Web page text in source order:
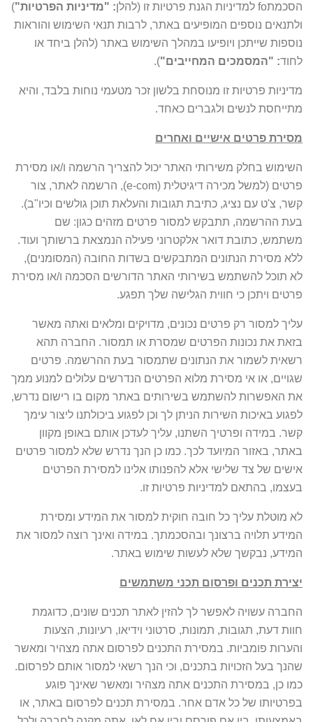
הסכמתfo למדיניות הגנת פרטיות זו (להלן
: "מדיניות הפרטיות")
ולתנאים נוספים המופיעים באתר, לרבות תנאי השימוש והוראות
נוספות שייתכן ויופיעו במהלך השימוש באתר (להלן ביחד או
לחוד: "המסמכים המחייבים").
מדיניות פרטיות זו מנוסחת בלשון זכר מטעמי נוחות בלבד, והיא
מתייחסת לנשים ולגברים כאחד.
מסירת פרטים אישיים ואחרים
השימוש בחלק משירותי האתר יכול להצריך הרשמה ו/או מסירת
פרטים (למשל מכירה דיגיטלית (e-com), הרשמה לאתר, צור
קשר, צ'ט עם נציג, כתיבת תגובות והעלאת תוכן גולשים וכיו"ב).
בעת ההרשמה, תתבקש למסור פרטים מזהים כגון: שם
משתמש, כתובת דואר אלקטרוני פעילה הנמצאת ברשותך ועוד.
ללא מסירת הנתונים המתבקשים בשדות החובה (המסומנים),
לא תוכל להשתמש בשירותי האתר הדורשים הסכמה ו/או מסירת
פרטים ויתכן כי חווית הגלישה שלך תפגע.
עליך למסור רק פרטים נכונים, מדויקים ומלאים ואתה מאשר
בזאת את נכונות הפרטים שמסרת או תמסור. החברה תהא
רשאית לשמור את הנתונים שתמסור בעת ההרשמה. פרטים
שגויים, או אי מסירת מלוא הפרטים הנדרשים עלולים למנוע ממך
את האפשרות להשתמש בשירותים באתר מקום בו רישום נדרש,
לפגוע באיכות השירות הניתן לך וכן לפגוע ביכולתנו ליצור עימך
קשר. במידה ופרטיך השתנו, עליך לעדכן אותם באופן מקוון
באתר, באזור המיועד לכך. כמו כן הנך נדרש שלא למסור פרטים
אישים של צד שלישי אלא להפנותו אלינו למסירת הפרטים
בעצמו, בהתאם למדיניות פרטיות זו.
לא מוטלת עליך כל חובה חוקית למסור את המידע ומסירת
המידע תלויה ברצונך ובהסכמתך. במידה ואינך רוצה למסור את
המידע, נבקשך שלא לעשות שימוש באתר.
יצירת תכנים ופרסום תכני משתמשים
החברה עשויה לאפשר לך להזין לאתר תכנים שונים, כדוגמת
חוות דעת, תגובות, תמונות, סרטוני וידיאו, רעיונות, הצעות
והערות פומביות. במסירת התכנים לפרסום אתה מצהיר ומאשר
שהנך בעל הזכויות בתכנים, וכי הנך רשאי למסור אותם לפרסום.
כמו כן, במסירת התכנים אתה מצהיר ומאשר שאינך פוגע
בפרטיותו של כל אדם אחר. במסירת תכנים לפרסום באתר, או